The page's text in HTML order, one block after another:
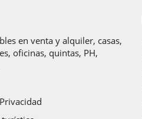
en venta y alquiler, casas,
oficinas, quintas, PH,